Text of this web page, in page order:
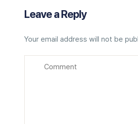
Leave a Reply
Your email address will not be